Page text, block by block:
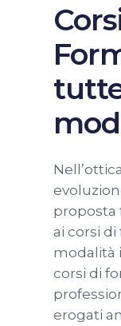
proposta
ai corsi
modalità
corsi di
erogati